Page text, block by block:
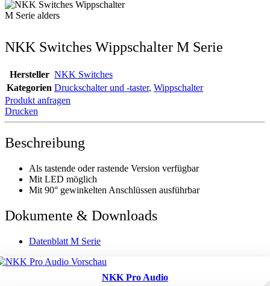
NKK Switches Wippschalter M Serie
Hersteller NKK Switches
Kategorien Druckschalter und -taster, Wippschalter
Produkt anfragen
Drucken
Beschreibung
Als tastende oder rastende Version verfügbar
Mit LED möglich
Mit 90° gewinkelten Anschlüssen ausführbar
Dokumente & Downloads
Datenblatt M Serie
NKK Pro Audio